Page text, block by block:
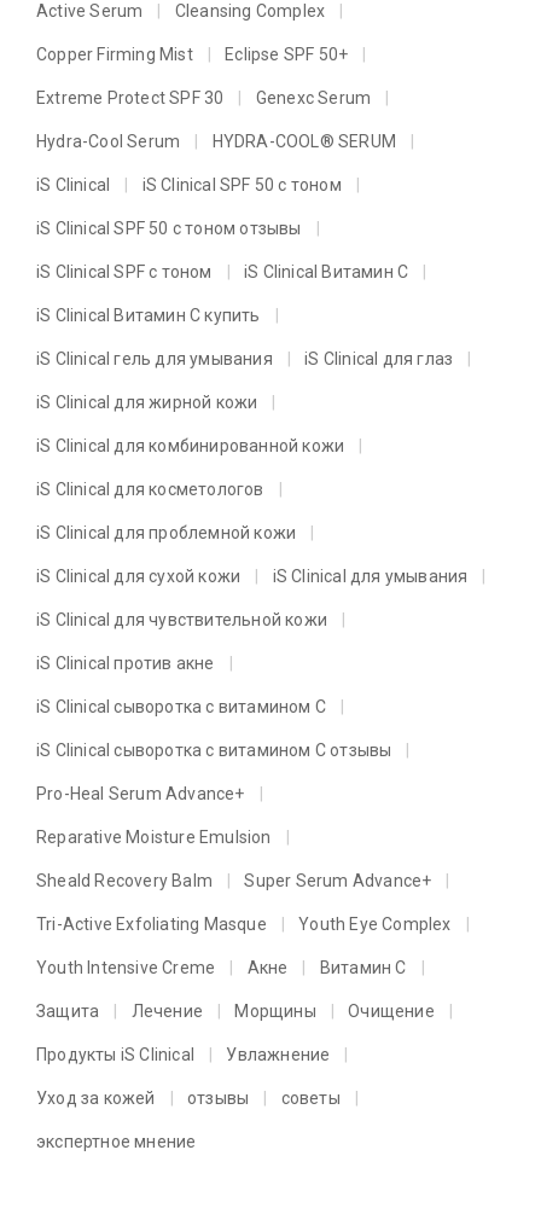
Active Serum Cleansing Complex
Copper Firming Mist Eclipse SPF 50+
Extreme Protect SPF 30 Genexc Serum
Hydra-Cool Serum HYDRA-COOL® SERUM
iS Clinical iS Clinical SPF 50 с тоном
iS Clinical SPF 50 с тоном отзывы
iS Clinical SPF с тоном iS Clinical Витамин C
iS Clinical Витамин C купить
iS Clinical гель для умывания iS Clinical для глаз
iS Clinical для жирной кожи
iS Clinical для комбинированной кожи
iS Clinical для косметологов
iS Clinical для проблемной кожи
iS Clinical для сухой кожи iS Clinical для умывания
iS Clinical для чувствительной кожи
iS Clinical против акне
iS Clinical сыворотка с витамином C
iS Clinical сыворотка с витамином C отзывы
Pro-Heal Serum Advance+
Reparative Moisture Emulsion
Sheald Recovery Balm Super Serum Advance+
Tri-Active Exfoliating Masque Youth Eye Complex
Youth Intensive Creme Акне Витамин C
Защита Лечение Морщины Очищение
Продукты iS Clinical Увлажнение
Уход за кожей отзывы советы
экспертное мнение